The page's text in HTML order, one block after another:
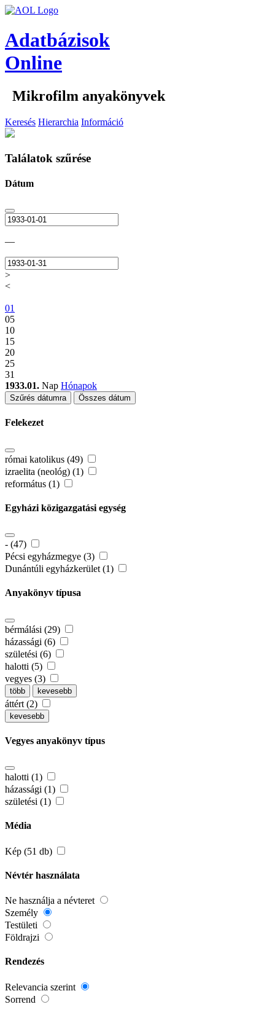
Adatbázisok
Online
Mikrofilm anyakönyvek
Keresés Hierarchia Információ
Találatok szűrése
Dátum
—
>
<
01
05
10
15
20
25
31
1933.01. Nap Hónapok
Szűrés dátumra Összes dátum
Felekezet
római katolikus (49)
izraelita (neológ) (1)
református (1)
Egyházi közigazgatási egység
- (47)
Pécsi egyházmegye (3)
Dunántúli egyházkerület (1)
Anyakönyv típusa
bérmálási (29)
házassági (6)
születési (6)
halotti (5)
vegyes (3)
több kevesebb
áttért (2)
kevesebb
Vegyes anyakönyv típus
halotti (1)
házassági (1)
születési (1)
Média
Kép (51 db)
Névtér használata
Ne használja a névteret
Személy
Testületi
Földrajzi
Rendezés
Relevancia szerint
Sorrend